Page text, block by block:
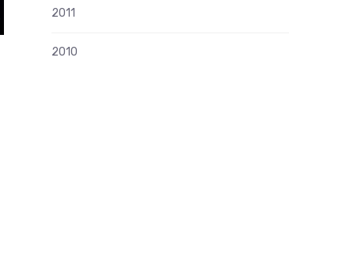
2011
2010